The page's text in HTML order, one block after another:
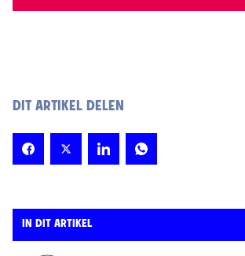
DIT ARTIKEL DELEN
IN DIT ARTIKEL